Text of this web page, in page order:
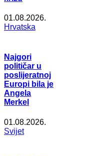
01.08.2026.
Hrvatska
Najgori
političar u
poslijeratnoj
Europi bila je
Angela
Merkel
01.08.2026.
Svijet